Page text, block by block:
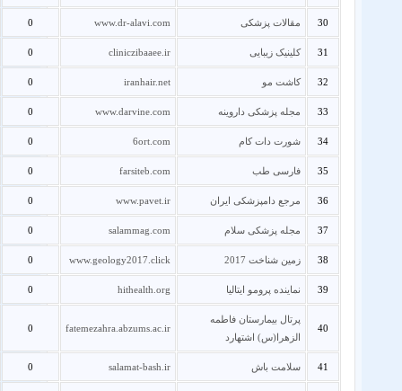
30 مقالات پزشکی www.dr-alavi.com
0
31 کلینیک زیبایی cliniczibaaee.ir
0
32 کاشت مو iranhair.net
0
33 مجله پزشکی داروینه www.darvine.com
0
34 شورت دات کام 6ort.com
0
35 فارسی طب farsiteb.com
0
36 مرجع دامپزشکی ایران www.pavet.ir
0
37 مجله پزشکی سلام salammag.com
0
38 زمین شناخت 2017 www.geology2017.click
0
39 نماینده پرومو ایتالیا hithealth.org
0
40
پرتال بیمارستان فاطمه
الزهرا(س) اشتهارد
fatemezahra.abzums.ac.ir
0
41 سلامت باش salamat-bash.ir
0